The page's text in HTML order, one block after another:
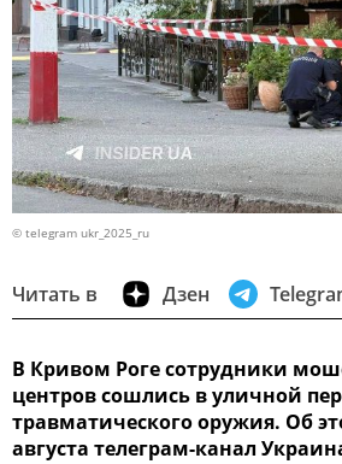
© telegram ukr_2025_ru
Читать в Дзен
В Кривом Роге сотрудники
центров сошлись в уличной
травматического оружия. Об
августа телеграм-канал